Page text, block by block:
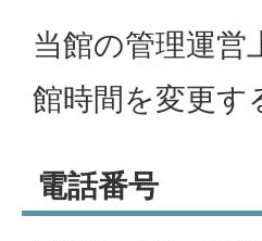
当館の管理運
館時間を変更す
電話番号